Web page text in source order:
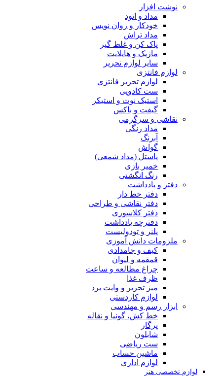
نوشت افزار
مداد و اتود
خودکار و روان نویس
مداد تراش
پاک کن و غلط گیر
ماژیک و هایلایت
سایر لوازم تحریر
لوازم فانتزی
لوازم تحریر فانتزی
ست کادویی
استیک نوت و استیکر
گیفت و باکس
نقاشی و سرگرمی
مداد رنگی
آبرنگ
گواش
پاستل (مداد شمعی)
خمیر بازی
رنگ انگشتی
دفتر و یادداشت
دفتر خط دار
دفتر نقاشی و طراحی
دفتر کلاسوری
دفترچه یادداشت
پلنر و تودولیست
ملزومات دانش آموزی
کیف و جامدادی
قمقمه و لیوان
چراغ مطالعه و ساعت
ظرف غذا
میز تحریر و وایت برد
لوازم کاردستی
ابزار رسم و مهندسی
خط کش، گونیا و نقاله
پرگار
شابلون
ست ریاضی
ماشین حساب
لوازم اداری
لوازم تخصصی هنر